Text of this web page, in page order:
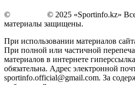
©
© 2025 «Sportinfo.kz»
материалы защищены.
При использовании материалов
При полной или частичной
материалов в интернете
обязательна. Адрес электронной
sportinfo.official@gmail.com. За